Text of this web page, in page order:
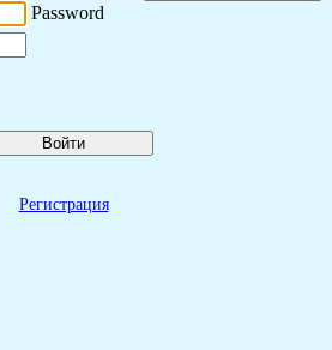
Password
Войти
Регистрация